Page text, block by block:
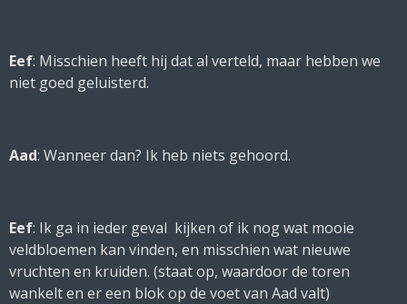
Eef: Misschien heeft hij dat al verteld, maar hebben we
niet goed geluisterd.
Aad: Wanneer dan? Ik heb niets gehoord.
Eef: Ik ga in ieder geval kijken of ik nog wat mooie
veldbloemen kan vinden, en misschien wat nieuwe
vruchten en kruiden. (staat op, waardoor de toren
wankelt en er een blok op de voet van Aad valt)